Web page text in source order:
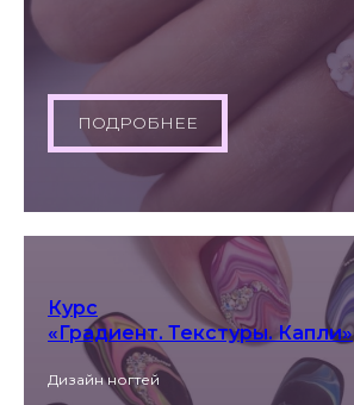
ПОДРОБНЕЕ
Курс
«Градиент. Текстуры. Капли»
Дизайн ногтей